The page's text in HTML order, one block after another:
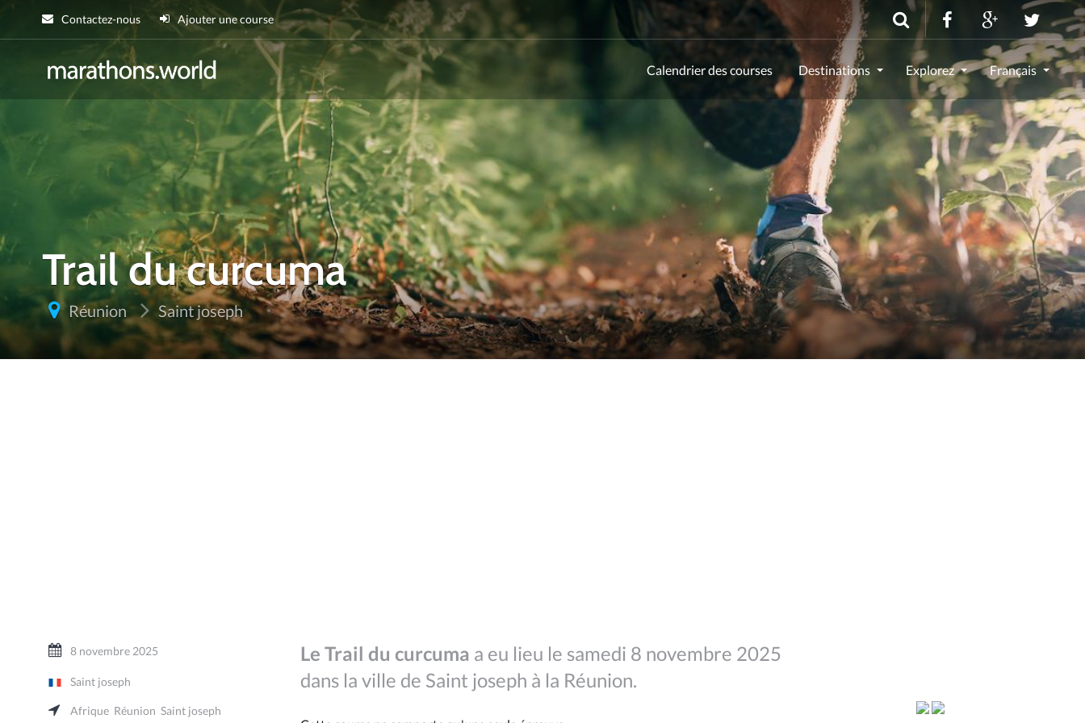
Contactez-nous Ajouter une course
marathons.world
Calendrier des courses Destinations Explorez Français
Trail du curcuma
Réunion Saint joseph
8 novembre 2025
Saint joseph
Afrique Réunion Saint joseph
Le Trail du curcuma a eu lieu le samedi 8 novembre 2025
dans la ville de Saint joseph à la Réunion.